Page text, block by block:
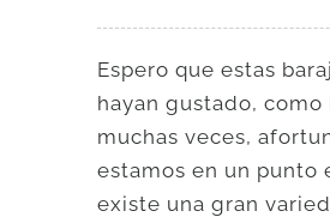
Espero que estas
hayan gustado, como
muchas veces,
estamos en un punto
existe una gran